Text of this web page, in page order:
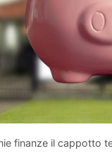
finanze il cappotto